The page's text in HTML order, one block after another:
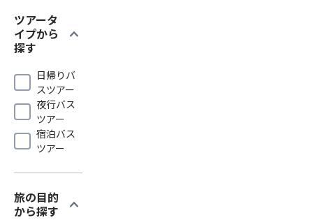
ツアータ
イプから
探す
expand_more
日帰りバ
スツアー
夜行バス
ツアー
宿泊バス
ツアー
旅の目的
から探す
expand_more